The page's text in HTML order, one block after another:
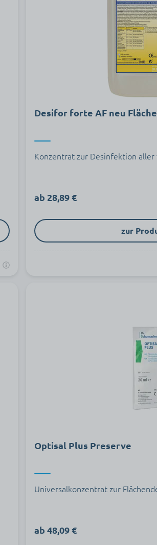
Desifor forte AF neu
Konzentrat zur Desinfektion
ab 28,89 €
zur
Optisal Plus Preserve
Universalkonzentrat zur
ab 48,09 €